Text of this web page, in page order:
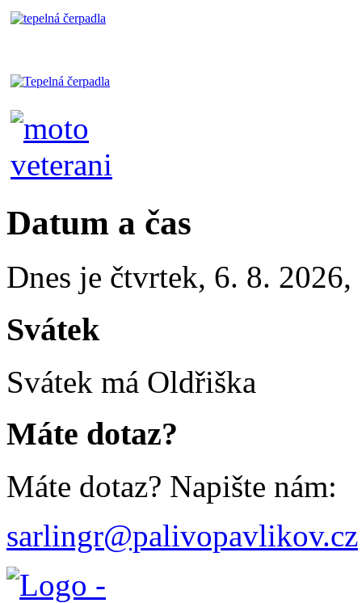
Datum a čas
Dnes je čtvrtek, 6. 8. 2026,
Svátek
Svátek má Oldřiška
Máte dotaz?
Máte dotaz? Napište nám:
sarlingr@palivopavlikov.cz